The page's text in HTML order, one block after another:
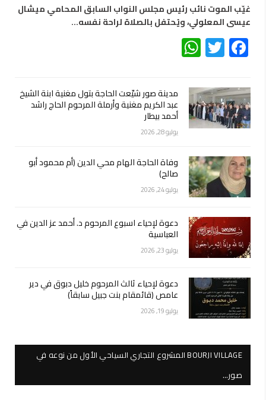
غيّب الموت نائب رئيس مجلس النواب السابق المحامي ميشال
عيسى المعلولي، ويُحتفل بالصلاة لراحة نفسه…
Facebook
Twitter
مدينة صور شيّعت الحاجة بتول مغنية ابنة الشيخ
عبد الكريم مغنية وأرملة المرحوم الحاج راشد
أحمد بيطار
يوليو 28, 2026
وفاة الحاجة الهام محي الدين (أم محمود أبو
صالح)
يوليو 24, 2026
دعوة لإحياء اسبوع المرحوم د. أحمد عز الدين في
العباسية
يوليو 23, 2026
دعوة لإحياء ثالث المرحوم خليل دبوق في دير
عامص (قائمقام بنت جبيل سابقاً)
يوليو 19, 2026
BOURJI VILLAGE المشروع التجاري السياحي الأول من نوعه في
صور…